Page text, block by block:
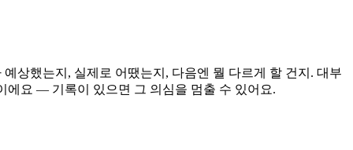
상했는지, 실제로 어땠는지, 다음엔 뭘 다르게 할 건지. 대부
에요 — 기록이 있으면 그 의심을 멈출 수 있어요.